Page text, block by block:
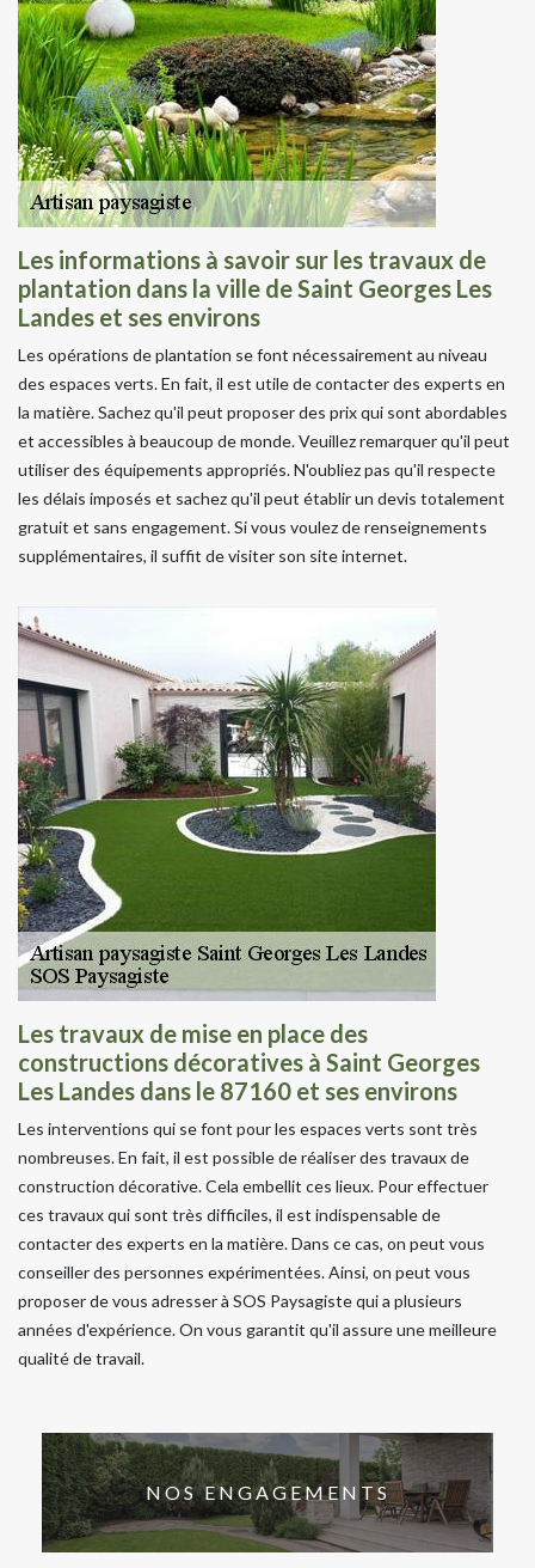
Les informations à savoir sur les travaux de
plantation dans la ville de Saint Georges Les
Landes et ses environs
Les opérations de plantation se font nécessairement au niveau
des espaces verts. En fait, il est utile de contacter des experts en
la matière. Sachez qu'il peut proposer des prix qui sont abordables
et accessibles à beaucoup de monde. Veuillez remarquer qu'il peut
utiliser des équipements appropriés. N'oubliez pas qu'il respecte
les délais imposés et sachez qu'il peut établir un devis totalement
gratuit et sans engagement. Si vous voulez de renseignements
supplémentaires, il suffit de visiter son site internet.
Les travaux de mise en place des
constructions décoratives à Saint Georges
Les Landes dans le 87160 et ses environs
Les interventions qui se font pour les espaces verts sont très
nombreuses. En fait, il est possible de réaliser des travaux de
construction décorative. Cela embellit ces lieux. Pour effectuer
ces travaux qui sont très difficiles, il est indispensable de
contacter des experts en la matière. Dans ce cas, on peut vous
conseiller des personnes expérimentées. Ainsi, on peut vous
proposer de vous adresser à SOS Paysagiste qui a plusieurs
années d'expérience. On vous garantit qu'il assure une meilleure
qualité de travail.
NOS ENGAGEMENTS